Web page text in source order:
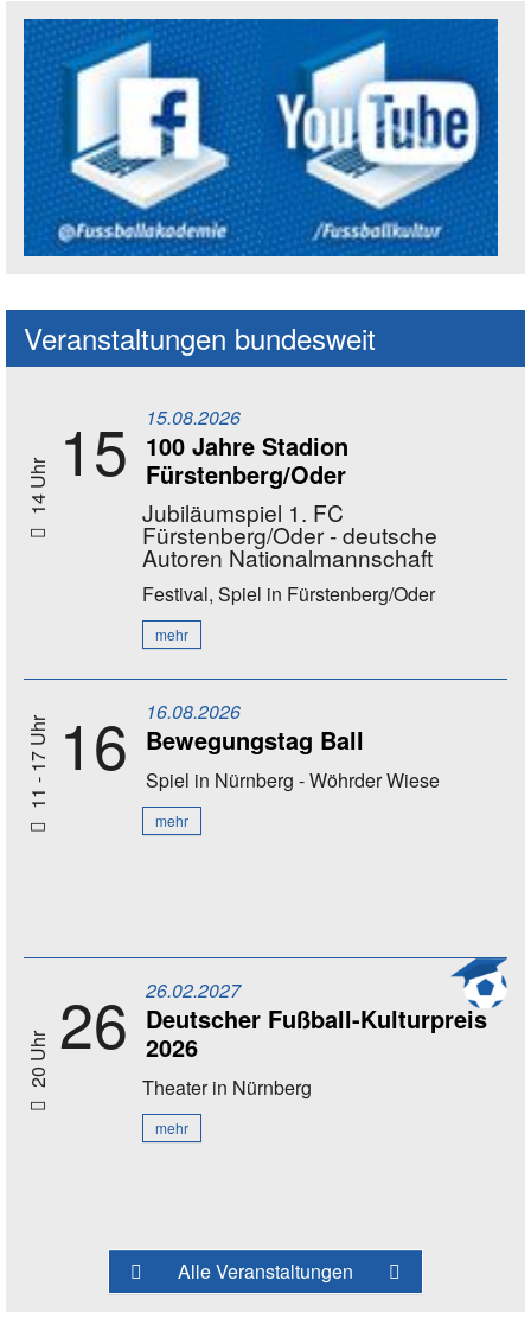
Social Media Kanäle der Akademie
Veranstaltungen bundesweit
14 Uhr 15 15.08.2026
100 Jahre Stadion
Fürstenberg/Oder
Jubiläumspiel 1. FC
Fürstenberg/Oder - deutsche
Autoren Nationalmannschaft
Festival, Spiel in Fürstenberg/Oder
mehr
11 - 17 Uhr 16 16.08.2026
Bewegungstag Ball
Spiel in Nürnberg - Wöhrder Wiese
mehr
20 Uhr 26 26.02.2027
Deutscher Fußball-Kulturpreis
2026
Theaterin Nürnberg
mehr
Alle Veranstaltungen